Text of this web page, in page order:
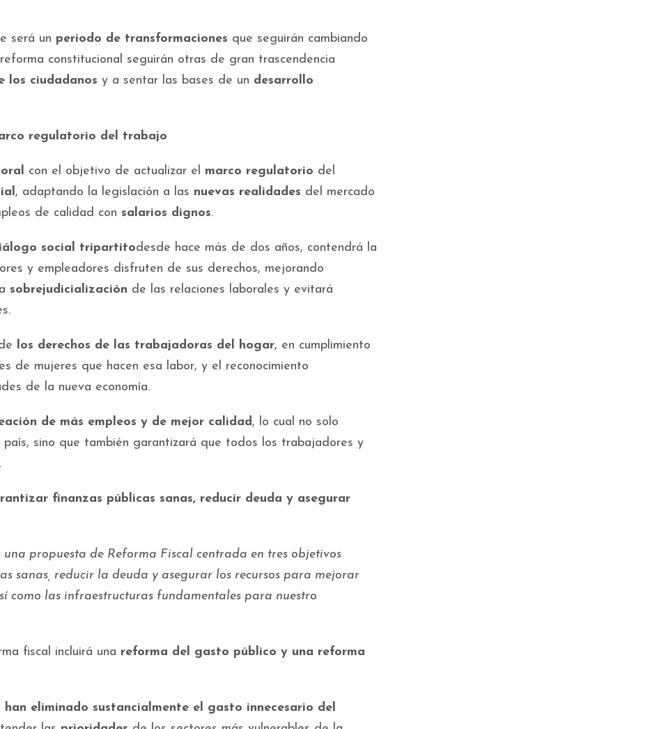
será un periodo de transformaciones que seguirán cambiando
constitucional seguirán otras de gran trascendencia
los ciudadanos y a sentar las bases de un desarrollo
regulatorio del trabajo
con el objetivo de actualizar el marco regulatorio del
, adaptando la legislación a las nuevas realidades del mercado
de calidad con salarios dignos.
social tripartitodesde hace más de dos años, contendrá la
y empleadores disfruten de sus derechos, mejorando
sobrejudicialización de las relaciones laborales y evitará
los derechos de las trabajadoras del hogar, en cumplimiento
de mujeres que hacen esa labor, y el reconocimiento
de la nueva economía.
de más empleos y de mejor calidad, lo cual no solo
sino que también garantizará que todos los trabajadores y
finanzas públicas sanas, reducir deuda y asegurar
una propuesta de Reforma Fiscal centrada en tres objetivos
sanas, reducir la deuda y asegurar los recursos para mejorar
como las infraestructuras fundamentales para nuestro
fiscal incluirá una reforma del gasto público y una reforma
han eliminado sustancialmente el gasto innecesario del